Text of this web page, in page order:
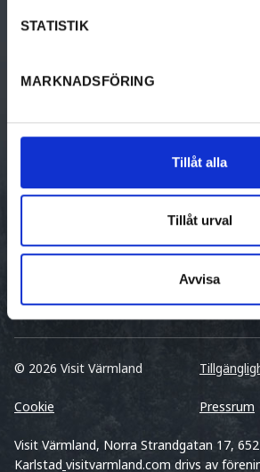
STATISTIK
MARKNADSFÖRING
Tillåt alla
Tillåt urval
Avvisa
© 2026 Visit Värmland
Cookie Pressrum
Visit Värmland, Norra Strandgatan 17,
Karlstad visitvarmland.com drivs av